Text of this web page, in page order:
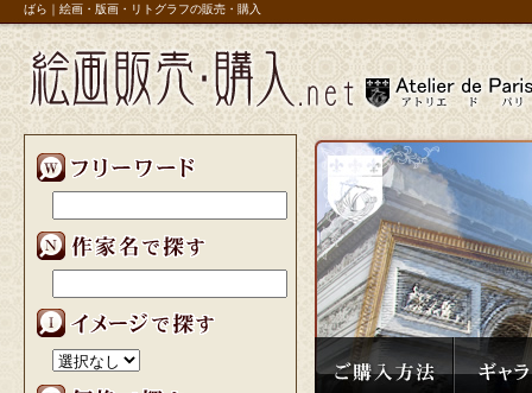
ばら｜絵画・版画・リトグラフの販売・購入